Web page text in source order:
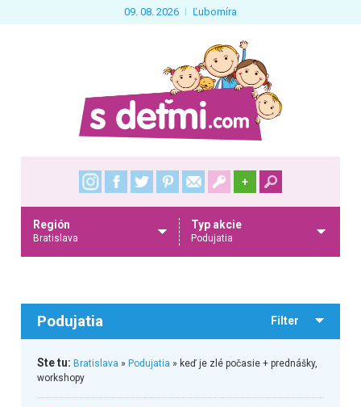
09. 08. 2026 Ľubomíra
+
Región
Bratislava
Typ akcie
Podujatia
Podujatia Filter
Ste tu: Bratislava » Podujatia » keď je zlé počasie + prednášky,
workshopy